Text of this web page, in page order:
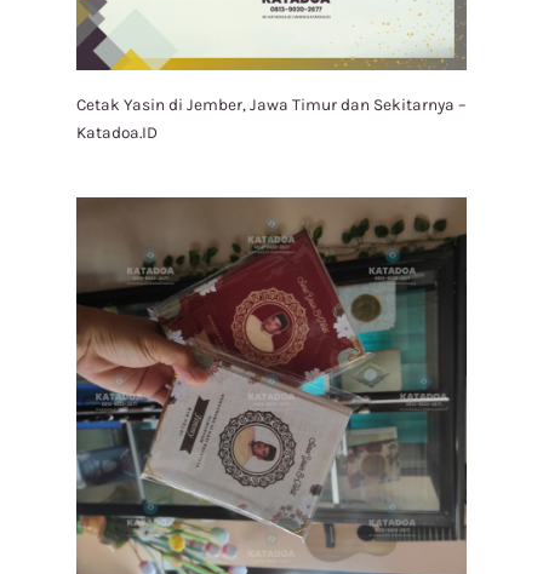
Cetak Yasin di Jember, Jawa Timur dan Sekitarnya –
Katadoa.ID